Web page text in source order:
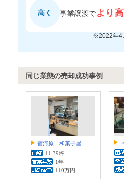
高く 事業譲渡でより
※2022年4
同じ業態の売却成功事例
宿河原 和菓子屋
11.39坪
1年
110万円